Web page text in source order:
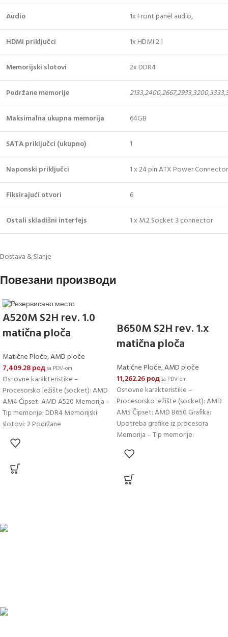
Audio 1x Front panel audio,
HDMI priključci 1x HDMI 2.1
Memorijski slotovi 2x DDR4
Podržane memorije
Maksimalna ukupna memorija 64GB
SATA priključci (ukupno) 1
Naponski priključci 1 x 24 pin ATX Power
Fiksirajući otvori 6
Ostali skladišni interfejs 1 x M.2 Socket 3 connector
Dostava & Slanje
Повезани производи
A520M S2H rev. 1.0
matična ploča
Matične Ploče,AMD ploče
7,409.28рсдsa PDV-om
Osnovne karakteristike –
Procesorsko ležište (socket): AMD
AM4 Čipset: AMD A520 Memorija –
Tip memorije: DDR4 Memorijski
slotovi: 2 Podržane
B650M S2H rev. 1.x
matična ploča
Matične Ploče,AMD ploče
11,262.26рсдsa PDV-om
Osnovne karakteristike –
Procesorsko ležište (socket): AMD
AM5 Čipset: AMD B650 Grafika:
Upotreba grafike iz procesora
Memorija – Tip memorije: